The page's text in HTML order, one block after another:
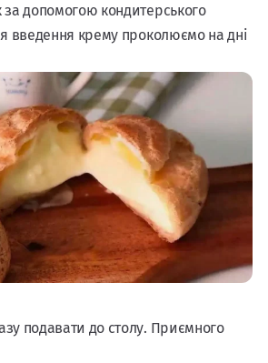
за допомогою кондитерського
введення крему проколюємо на дні
подавати до столу. Приємного